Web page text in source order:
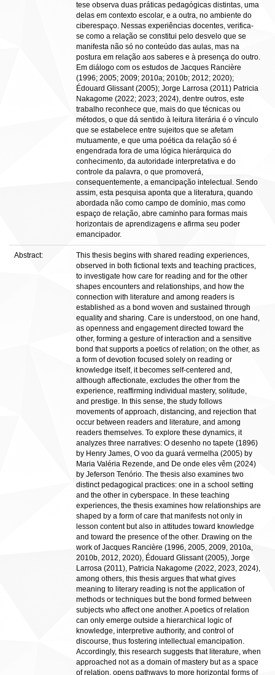
tese observa duas práticas pedagógicas distintas, uma
delas em contexto escolar, e a outra, no ambiente do
ciberespaço. Nessas experiências docentes, verifica-
se como a relação se constitui pelo desvelo que se
manifesta não só no conteúdo das aulas, mas na
postura em relação aos saberes e à presença do outro.
Em diálogo com os estudos de Jacques Rancière
(1996; 2005; 2009; 2010a; 2010b; 2012; 2020);
Édouard Glissant (2005); Jorge Larrosa (2011) Patricia
Nakagome (2022; 2023; 2024), dentre outros, este
trabalho reconhece que, mais do que técnicas ou
métodos, o que dá sentido à leitura literária é o vínculo
que se estabelece entre sujeitos que se afetam
mutuamente, e que uma poética da relação só é
engendrada fora de uma lógica hierárquica do
conhecimento, da autoridade interpretativa e do
controle da palavra, o que promoverá,
consequentemente, a emancipação intelectual. Sendo
assim, esta pesquisa aponta que a literatura, quando
abordada não como campo de domínio, mas como
espaço de relação, abre caminho para formas mais
horizontais de aprendizagens e afirma seu poder
emancipador.
Abstract:
This thesis begins with shared reading experiences,
observed in both fictional texts and teaching practices,
to investigate how care for reading and for the other
shapes encounters and relationships, and how the
connection with literature and among readers is
established as a bond woven and sustained through
equality and sharing. Care is understood, on one hand,
as openness and engagement directed toward the
other, forming a gesture of interaction and a sensitive
bond that supports a poetics of relation; on the other, as
a form of devotion focused solely on reading or
knowledge itself, it becomes self-centered and,
although affectionate, excludes the other from the
experience, reaffirming individual mastery, solitude,
and prestige. In this sense, the study follows
movements of approach, distancing, and rejection that
occur between readers and literature, and among
readers themselves. To explore these dynamics, it
analyzes three narratives: O desenho no tapete (1896)
by Henry James, O voo da guará vermelha (2005) by
Maria Valéria Rezende, and De onde eles vêm (2024)
by Jeferson Tenório. The thesis also examines two
distinct pedagogical practices: one in a school setting
and the other in cyberspace. In these teaching
experiences, the thesis examines how relationships are
shaped by a form of care that manifests not only in
lesson content but also in attitudes toward knowledge
and toward the presence of the other. Drawing on the
work of Jacques Rancière (1996, 2005, 2009, 2010a,
2010b, 2012, 2020), Édouard Glissant (2005), Jorge
Larrosa (2011), Patricia Nakagome (2022, 2023, 2024),
among others, this thesis argues that what gives
meaning to literary reading is not the application of
methods or techniques but the bond formed between
subjects who affect one another. A poetics of relation
can only emerge outside a hierarchical logic of
knowledge, interpretive authority, and control of
discourse, thus fostering intellectual emancipation.
Accordingly, this research suggests that literature, when
approached not as a domain of mastery but as a space
of relation, opens pathways to more horizontal forms of